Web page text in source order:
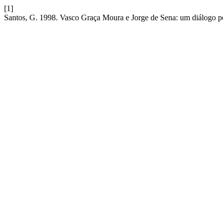
[1]
Santos, G. 1998. Vasco Graça Moura e Jorge de Sena: um diálogo